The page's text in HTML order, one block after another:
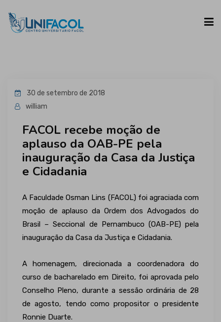
CURSOS
ESPAÇO DO ALUNO
CONTATO
30 de setembro de 2018
william
FACOL recebe moção de
aplauso da OAB-PE pela
inauguração da Casa da Justiça
e Cidadania
A Faculdade Osman Lins (FACOL) foi agraciada com
moção de aplauso da Ordem dos Advogados do
Brasil – Seccional de Pernambuco (OAB-PE) pela
inauguração da Casa da Justiça e Cidadania.
A homenagem, direcionada a coordenadora do
curso de bacharelado em Direito, foi aprovada pelo
Conselho Pleno, durante a sessão ordinária de 28
de agosto, tendo como propositor o presidente
Ronnie Duarte.